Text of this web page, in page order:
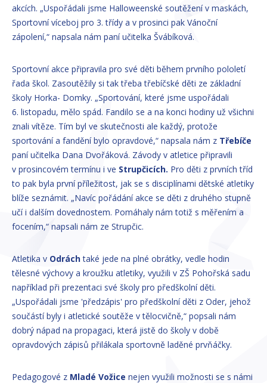
akcích. „Uspořádali jsme Halloweenské soutěžení v maskách,
Sportovní víceboj pro 3. třídy a v prosinci pak Vánoční
zápolení,“ napsala nám paní učitelka Švábíková.
Sportovní akce připravila pro své děti během prvního pololetí
řada škol. Zasoutěžily si tak třeba třebíčské děti ze základní
školy Horka- Domky. „Sportování, které jsme uspořádali
6. listopadu, mělo spád. Fandilo se a na konci hodiny už všichni
znali vítěze. Tím byl ve skutečnosti ale každý, protože
sportování a fandění bylo opravdové,“ napsala nám z Třebíče
paní učitelka Dana Dvořáková. Závody v atletice připravili
v prosincovém termínu i ve Strupčicích. Pro děti z prvních tříd
to pak byla první příležitost, jak se s disciplínami dětské atletiky
blíže seznámit. „Navíc pořádání akce se děti z druhého stupně
učí i dalším dovednostem. Pomáhaly nám totiž s měřením a
focením,“ napsali nám ze Strupčic.
Atletika v Odráchtaké jede na plné obrátky, vedle hodin
tělesné výchovy a kroužku atletiky, využili v ZŠ Pohořská sadu
například při prezentaci své školy pro předškolní děti.
„Uspořádali jsme 'předzápis' pro předškolní děti z Oder, jehož
součástí byly i atletické soutěže v tělocvičně,“ popsali nám
dobrý nápad na propagaci, která jistě do školy v době
opravdových zápisů přilákala sportovně laděné prvňáčky.
Pedagogové z Mladé Vožice nejen využili možnosti se s námi